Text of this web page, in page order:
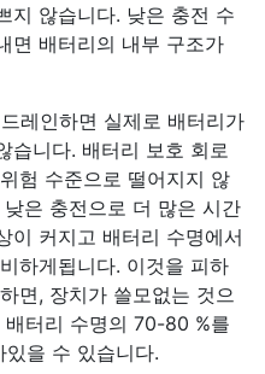
지 않습니다. 낮은 충전 수
면 배터리의 내부 구조가
레인하면 실제로 배터리가
습니다. 배터리 보호 회로
험 수준으로 떨어지지 않
은 충전으로 더 많은 시간
이 커지고 배터리 수명에서
하게됩니다. 이것을 피하
면, 장치가 쓸모없는 것으
배터리 수명의 70-80 %를
을 수 있습니다.